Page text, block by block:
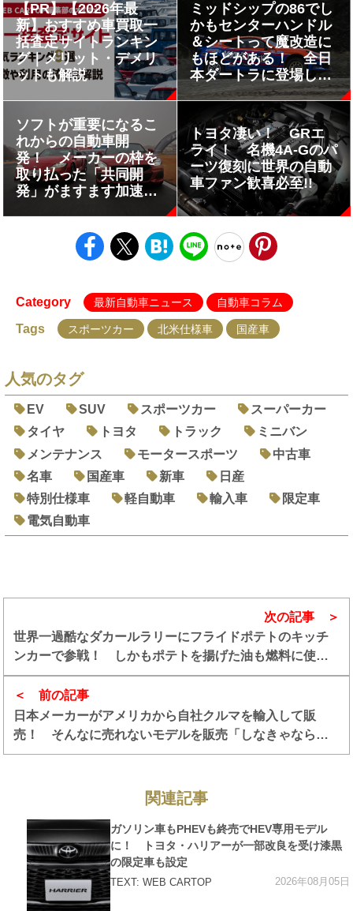
【PR】【2026年最
新】おすすめ車買取一
括査定サイトランキン
グ｜メリット・デメリ
ットも解説
ミッドシップの86でし
かもセンターハンドル
＆シートって魔改造に
もほどがある！ 全日
本ダートラに登場した
「MR86」の戦闘力が
ソフトが重要になるこ
れからの自動車開
発！ メーカーの枠を
取り払った「共同開
発」がますます加速す
トヨタ凄い！ GRエ
ライ！ 名機4A-Gのパ
ーツ復刻に世界の自動
車ファン歓喜必至!!
Category 最新自動車ニュース 自動車コラム
Tags スポーツカー 北米仕様車 国産車
人気のタグ
EV SUV スポーツカー
スーパーカー
タイヤ
トヨタ トラック
ミニバン
メンテナンス
モータースポーツ
中古車
名車
国産車 新車
日産
特別仕様車
軽自動車 輸入車
限定車
電気自動車
前の記事
日本メーカーがアメリカから自社クルマを輸入して販
売！ そんなに売れないモデルを販売「しなきゃならな
い」理由とは
次の記事
世界一過酷なダカールラリーにフライドポテトのキッチ
ンカーで参戦！ しかもポテトを揚げた油も燃料に使う
ってガチで面白い
関連記事
カ
テ
ゴ
リ
ー
ガソリン車もPHEVも終売でHEV専用モデル
に！ トヨタ・ハリアーが一部改良を受け漆黒
の限定車も設定
TEXT: WEB CARTOP 2026年08月05日